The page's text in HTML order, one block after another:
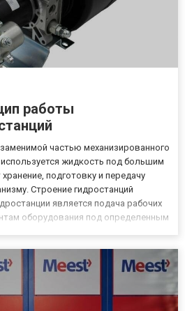
работы
частью механизированного
жидкость под большим
подготовку и передачу
Строение гидростанций
является подача рабочих
оборудования под определенным